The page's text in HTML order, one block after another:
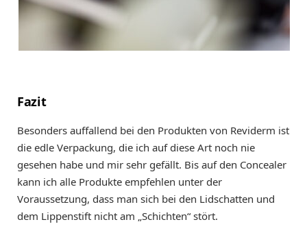
Fazit
Besonders auffallend bei den Produkten von Reviderm ist
die edle Verpackung, die ich auf diese Art noch nie
gesehen habe und mir sehr gefällt. Bis auf den Concealer
kann ich alle Produkte empfehlen unter der
Voraussetzung, dass man sich bei den Lidschatten und
dem Lippenstift nicht am „Schichten“ stört.